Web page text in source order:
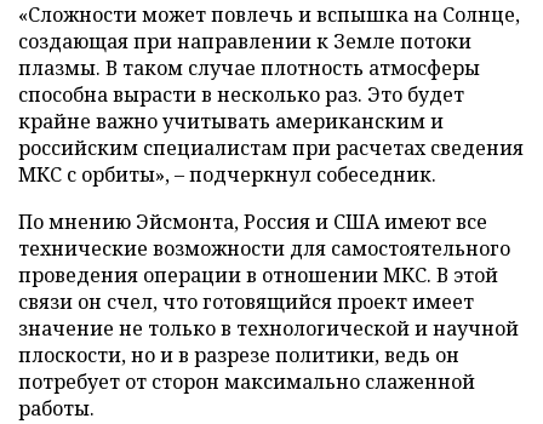
«Сложности может повлечь и вспышка на Солнце,
создающая при направлении к Земле потоки
плазмы. В таком случае плотность атмосферы
способна вырасти в несколько раз. Это будет
крайне важно учитывать американским и
российским специалистам при расчетах сведения
МКС с орбиты», – подчеркнул собеседник.
По мнению Эйсмонта, Россия и США имеют все
технические возможности для самостоятельного
проведения операции в отношении МКС. В этой
связи он счел, что готовящийся проект имеет
значение не только в технологической и научной
плоскости, но и в разрезе политики, ведь он
потребует от сторон максимально слаженной
работы.